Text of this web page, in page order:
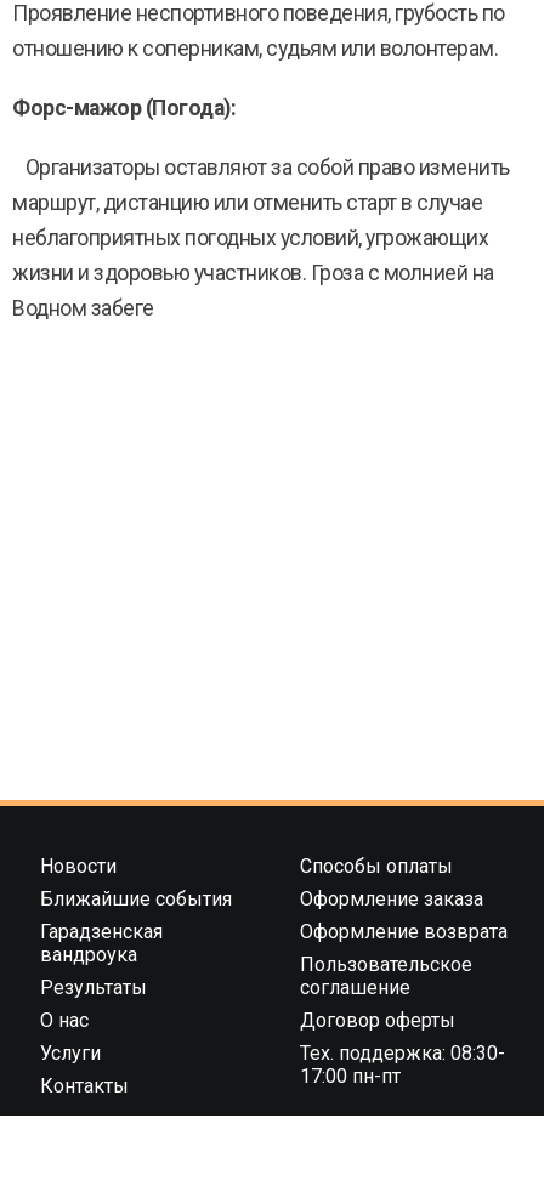
Проявление неспортивного поведения, грубость по
отношению к соперникам, судьям или волонтерам.
Форс-мажор (Погода):
Организаторы оставляют за собой право изменить
маршрут, дистанцию или отменить старт в случае
неблагоприятных погодных условий, угрожающих
жизни и здоровью участников. Гроза с молнией на
Водном забеге
Новости
Ближайшие события
Гарадзенская
вандроука
Результаты
О нас
Услуги
Контакты
Способы оплаты
Оформление заказа
Оформление возврата
Пользовательское
соглашение
Договор оферты
Тех. поддержка: 08:30-
17:00 пн-пт